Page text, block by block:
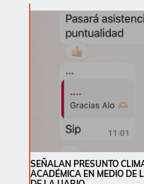
SEÑALAN PRESUNTO
ACADÉMICA EN MEDIO DE